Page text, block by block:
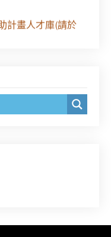
計畫人才庫(請於
聘辯護人公開甄選
上表單登記)
場應用」進修課程